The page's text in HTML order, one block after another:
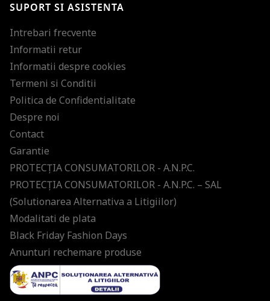
SUPORT SI ASISTENTA
Intrebari frecvente
Informatii retur
Informatii despre cookies
Termeni si Conditii
Politica de Confidentialitate
Despre noi
Contact
Garantie
PROTECŢIA CONSUMATORILOR - A.N.P.C.
PROTECŢIA CONSUMATORILOR - A.N.P.C. – SAL
(Solutionarea Alternativa a Litigiilor)
Modalitati de plata
Black Friday Fashion Days
Anunturi rechemare produse